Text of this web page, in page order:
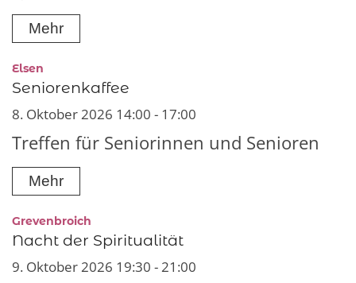
Mehr
Elsen
Seniorenkaffee
8. Oktober 2026 14:00 - 17:00
Treffen für Seniorinnen und Senioren
Mehr
Grevenbroich
Nacht der Spiritualität
9. Oktober 2026 19:30 - 21:00